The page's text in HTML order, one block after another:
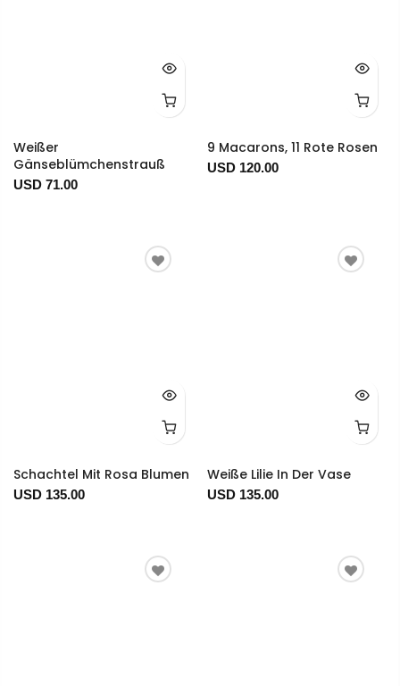
Weißer
Gänseblümchenstrauß
USD 71.00
9 Macarons, 11 Rote Rosen
USD 120.00
Schachtel Mit Rosa Blumen
USD 135.00
Weiße Lilie In Der Vase
USD 135.00